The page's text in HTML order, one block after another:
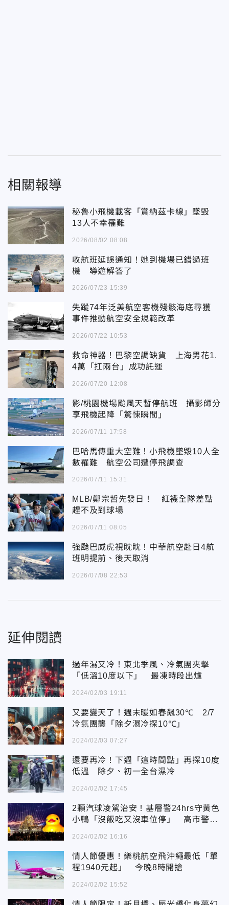
相關報導
秘魯小飛機載客「賞納茲卡線」墜毀
13人不幸罹難
2026/08/02 08:08
收航班延誤通知！她到機場已錯過班
機 導遊解答了
2026/07/23 15:39
失蹤74年泛美航空客機殘骸海底尋獲
事件推動航空安全規範改革
2026/07/22 10:53
救命神器！巴黎空調缺貨 上海男花1.
4萬「扛兩台」成功託運
2026/07/20 12:08
影/桃園機場颱風天暫停航班 攝影師分
享飛機起降「驚悚瞬間」
2026/07/11 17:58
巴哈馬傳重大空難！小飛機墜毀10人全
數罹難 航空公司遭停飛調查
2026/07/11 15:31
MLB/鄭宗哲先發日！ 紅襪全隊差點
趕不及到球場
2026/07/11 08:05
強颱巴威虎視眈眈！中華航空赴日4航
班明提前、後天取消
2026/07/08 22:53
延伸閱讀
過年濕又冷！東北季風、冷氣團夾擊
「低溫10度以下」 最凍時段出爐
2024/02/03 19:11
又要變天了！週末暖如春飆30℃ 2/7
冷氣團襲「除夕濕冷探10℃」
2024/02/03 07:27
還要再冷！下週「這時間點」再探10度
低溫 除夕、初一全台濕冷
2024/02/02 17:45
2顆汽球凌駕治安！基層警24hrs守黃色
小鴨「沒飯吃又沒車位停」 高市警局
2024/02/02 16:16
情人節優惠！樂桃航空飛沖繩最低「單
程1940元起」 今晚8時開搶
2024/02/02 15:52